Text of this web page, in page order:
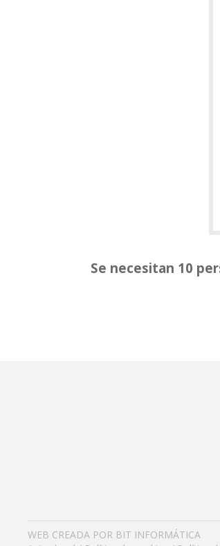
Se necesitan 10
WEB CREADA POR BIT INFORMÁTICA